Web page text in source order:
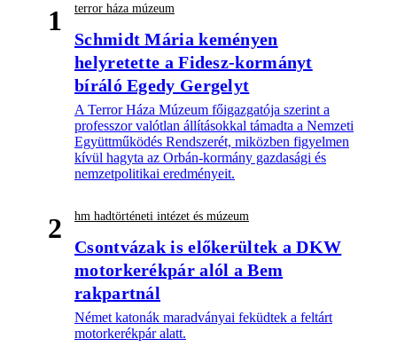
1 terror háza múzeum
Schmidt Mária keményen
helyretette a Fidesz-kormányt
bíráló Egedy Gergelyt
A Terror Háza Múzeum főigazgatója szerint a
professzor valótlan állításokkal támadta a Nemzeti
Együttműködés Rendszerét, miközben figyelmen
kívül hagyta az Orbán-kormány gazdasági és
nemzetpolitikai eredményeit.
2 hm hadtörténeti intézet és múzeum
Csontvázak is előkerültek a DKW
motorkerékpár alól a Bem
rakpartnál
Német katonák maradványai feküdtek a feltárt
motorkerékpár alatt.